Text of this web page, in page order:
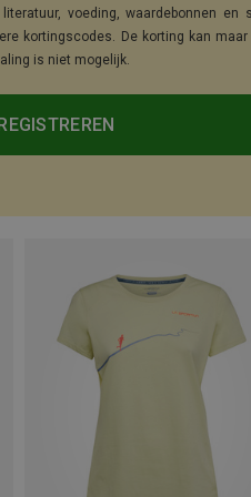
voeding, waardebonnen en
kortingscodes. De korting kan maar
is niet mogelijk.